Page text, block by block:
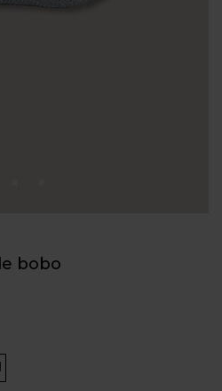
bobo